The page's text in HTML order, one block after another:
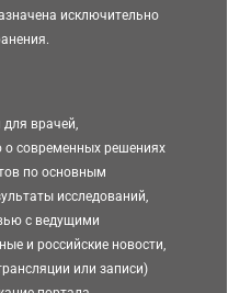
исключительно
для врачей,
современных решениях
по основным
исследований,
с ведущими
и российские новости,
или записи)